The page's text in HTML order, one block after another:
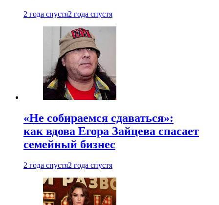
2 года спустя2 года спустя
«Не собираемся сдаваться»:
как вдова Егора Зайцева спасает
семейный бизнес
2 года спустя2 года спустя